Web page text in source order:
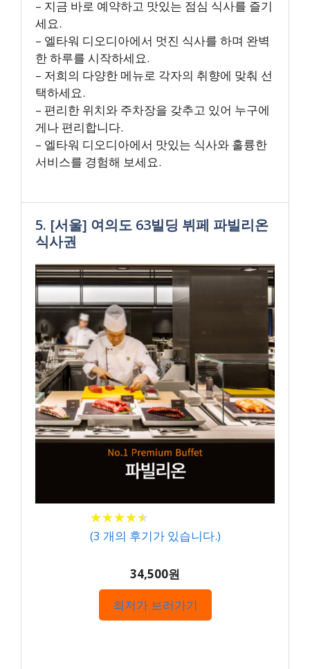
– 지금 바로 예약하고 맛있는 점심 식사를 즐기
세요.
– 엘타워 디오디아에서 멋진 식사를 하며 완벽
한 하루를 시작하세요.
– 저희의 다양한 메뉴로 각자의 취향에 맞춰 선
택하세요.
– 편리한 위치와 주차장을 갖추고 있어 누구에
게나 편리합니다.
– 엘타워 디오디아에서 맛있는 식사와 훌륭한
서비스를 경험해 보세요.
5. [서울] 여의도 63빌딩 뷔페 파빌리온
식사권
★★★★★
★★★★★
(3 개의 후기가 있습니다.)
34,500원
최저가 보러가기